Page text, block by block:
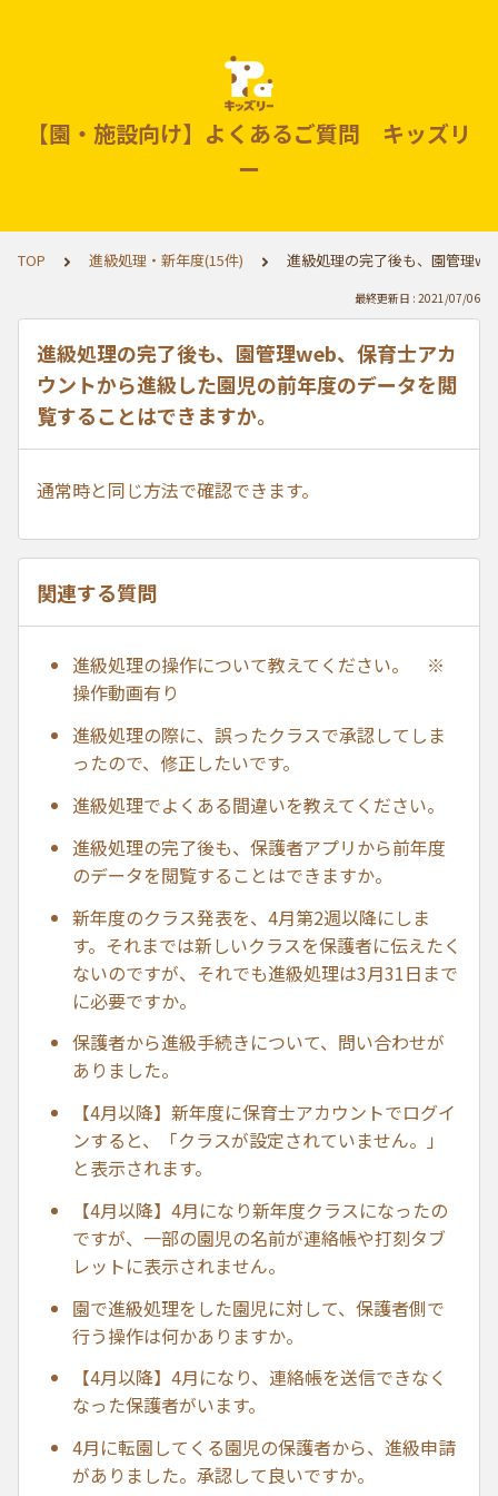
【園・施設向け】よくあるご質問 キッズリ
ー
TOP 進級処理・新年度(15件) 進級処理の完了後も、園管理
最終更新日 : 2021/07/06
進級処理の完了後も、園管理web、保育士アカ
ウントから進級した園児の前年度のデータを閲
覧することはできますか。
通常時と同じ方法で確認できます。
関連する質問
進級処理の操作について教えてください。 ※
操作動画有り
進級処理の際に、誤ったクラスで承認してしま
ったので、修正したいです。
進級処理でよくある間違いを教えてください。
進級処理の完了後も、保護者アプリから前年度
のデータを閲覧することはできますか。
新年度のクラス発表を、4月第2週以降にしま
す。それまでは新しいクラスを保護者に伝えたく
ないのですが、それでも進級処理は3月31日まで
に必要ですか。
保護者から進級手続きについて、問い合わせが
ありました。
【4月以降】新年度に保育士アカウントでログイ
ンすると、「クラスが設定されていません。」
と表示されます。
【4月以降】4月になり新年度クラスになったの
ですが、一部の園児の名前が連絡帳や打刻タブ
レットに表示されません。
園で進級処理をした園児に対して、保護者側で
行う操作は何かありますか。
【4月以降】4月になり、連絡帳を送信できなく
なった保護者がいます。
4月に転園してくる園児の保護者から、進級申請
がありました。承認して良いですか。